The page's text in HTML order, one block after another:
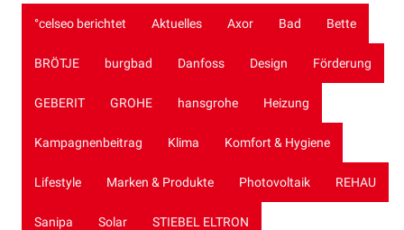
°celseo berichtet Aktuelles Axor Bad Bette
BRÖTJE burgbad Danfoss Design Förderung
GEBERIT GROHE hansgrohe Heizung
Kampagnenbeitrag Klima Komfort & Hygiene
Lifestyle Marken & Produkte Photovoltaik REHAU
Sanipa Solar STIEBEL ELTRON